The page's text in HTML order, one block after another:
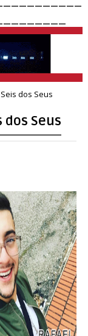
dos Seus
dos Seus